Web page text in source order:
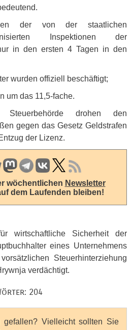
der von der staatlichen
Inspektionen der
in den ersten 4 Tagen in den
wurden offiziell beschäftigt;
um das 11,5-fache.
drohen den
gegen das Gesetz Geldstrafen
der Lizenz.
wöchentlichen Newsletter
dem Laufenden bleiben!
wirtschaftliche Sicherheit der
eines Unternehmens
Steuerhinterziehung
verdächtigt.
204
gefallen? Vielleicht sollten Sie